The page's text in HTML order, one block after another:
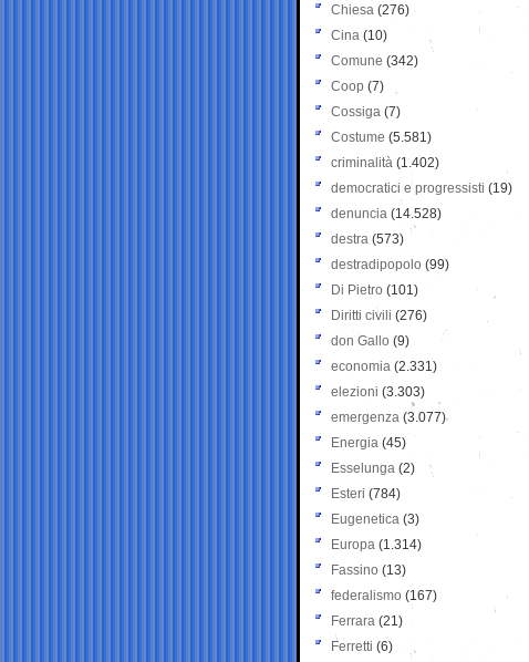
Chiesa (276)
Cina (10)
Comune (342)
Coop (7)
Cossiga (7)
Costume (5.581)
criminalità (1.402)
democratici e progressisti (19)
denuncia (14.528)
destra (573)
destradipopolo (99)
Di Pietro (101)
Diritti civili (276)
don Gallo (9)
economia (2.331)
elezioni (3.303)
emergenza (3.077)
Energia (45)
Esselunga (2)
Esteri (784)
Eugenetica (3)
Europa (1.314)
Fassino (13)
federalismo (167)
Ferrara (21)
Ferretti (6)